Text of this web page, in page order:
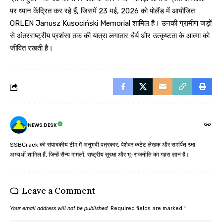
पर ध्यान केंद्रित कर रहे हैं, जिसमें 23 मई, 2026 को पोलैंड में आयोजित
ORLEN Janusz Kusociński Memorial शामिल है। उनकी ग्रामीण जड़ों
से अंतरराष्ट्रीय प्रशंसा तक की यात्रा लगातार धैर्य और उत्कृष्टता के आत्मा को
जीवित रखती है।
NEWS DESK
SSBCrack की संपादकीय टीम में अनुभवी पत्रकार, पेशेवर कंटेंट लेखक और समर्पित रक्षा
अभ्यर्थी शामिल हैं, जिन्हें सैन्य मामलों, राष्ट्रीय सुरक्षा और भू-राजनीति का गहरा ज्ञान है।
Leave a Comment
Your email address will not be published. Required fields are marked *